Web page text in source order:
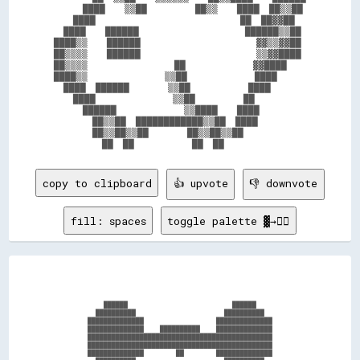
      ████    ▒▒██          ██▒▒    ████  ██▒▒██
    ████                              ██  ██▓▓██
  ████    ██████                      ██████▒▒██
████▒▒    ██████                        ▓▓▒▒▓▓██
██▒▒▒▒    ██████                        ▒▒▓▓████
██▒▒▒▒                  ██              ▓▓████
████▒▒                ▒▒██              ████
  ████  ██████        ▒▒██            ████
    ████                ▒▒██          ██
      ██████              ▒▒████    ████
        ██▒▒██  ████████████▒▒██  ████
        ██▒▒██▒▒██        ██▒▒██▒▒██
copy to clipboard 👍 upvote 👎 downvote
fill: spaces toggle palette ▓→✊🏽